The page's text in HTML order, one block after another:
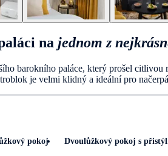
na jednom z
barokního paláce, který prošel
je velmi klidný a ideální pro
pokoj Dvoulůžkový pokoj s